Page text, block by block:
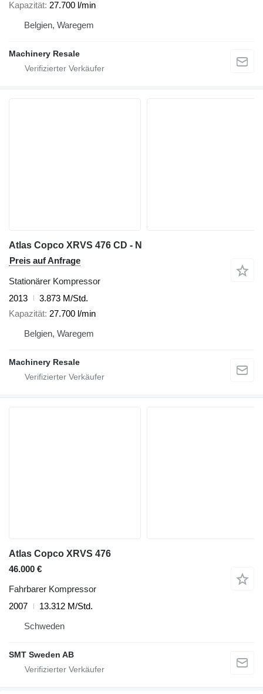
Kapazität 27.700 l/min
Belgien, Waregem
Machinery Resale
Atlas Copco XRVS 476 CD - N
Preis auf Anfrage
Stationärer Kompressor
2013
3.873 M/Std.
Kapazität 27.700 l/min
Belgien, Waregem
Machinery Resale
Atlas Copco XRVS 476
46.000 €
Fahrbarer Kompressor
2007
13.312 M/Std.
Schweden
SMT Sweden AB